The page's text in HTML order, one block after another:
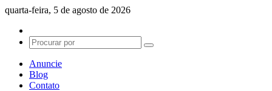
quarta-feira, 5 de agosto de 2026
skin
Procurar
Anuncie
Blog
Contato